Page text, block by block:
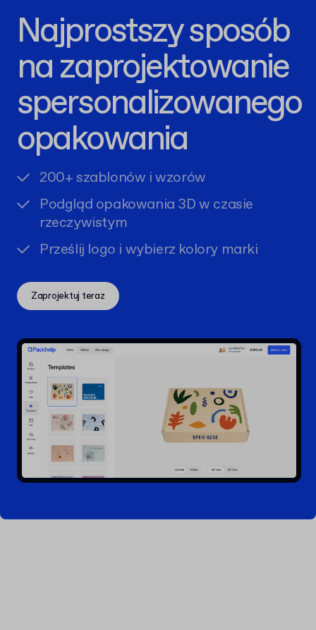
Najprostszy sposób
na zaprojektowanie
spersonalizowanego
opakowania
200+ szablonów i wzorów
Podgląd opakowania 3D w czasie
rzeczywistym
Prześlij logo i wybierz kolory marki
Zaprojektuj teraz